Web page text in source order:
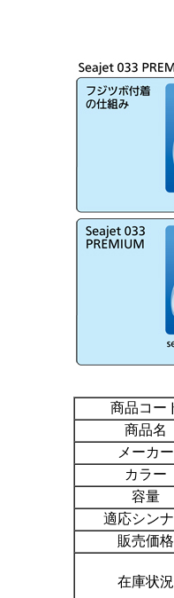
商品コー
商品名
メーカー
カラー
容量
適応シン
販売価格
在庫状況